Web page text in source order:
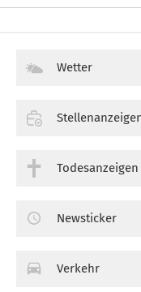
Wetter
Todesanzeigen
Newsticker
Verkehr